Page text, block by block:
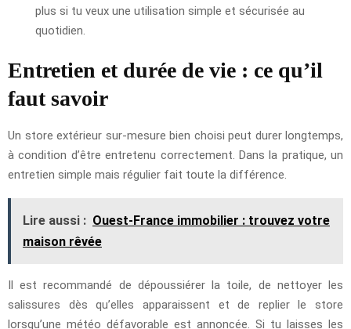
plus si tu veux une utilisation simple et sécurisée au
quotidien.
Entretien et durée de vie : ce qu’il
faut savoir
Un store extérieur sur-mesure bien choisi peut durer longtemps,
à condition d’être entretenu correctement. Dans la pratique, un
entretien simple mais régulier fait toute la différence.
Lire aussi : Ouest-France immobilier : trouvez votre
maison rêvée
Il est recommandé de dépoussiérer la toile, de nettoyer les
salissures dès qu’elles apparaissent et de replier le store
lorsqu’une météo défavorable est annoncée. Si tu laisses les